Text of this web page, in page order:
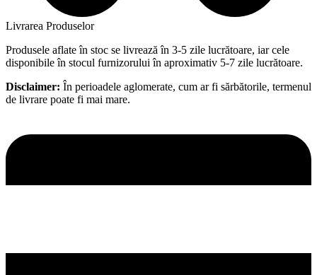
Livrarea Produselor
Produsele aflate în stoc se livrează în 3-5 zile lucrătoare, iar cele
disponibile în stocul furnizorului în aproximativ 5-7 zile lucrătoare.
Disclaimer: În perioadele aglomerate, cum ar fi sărbătorile, termenul
de livrare poate fi mai mare.